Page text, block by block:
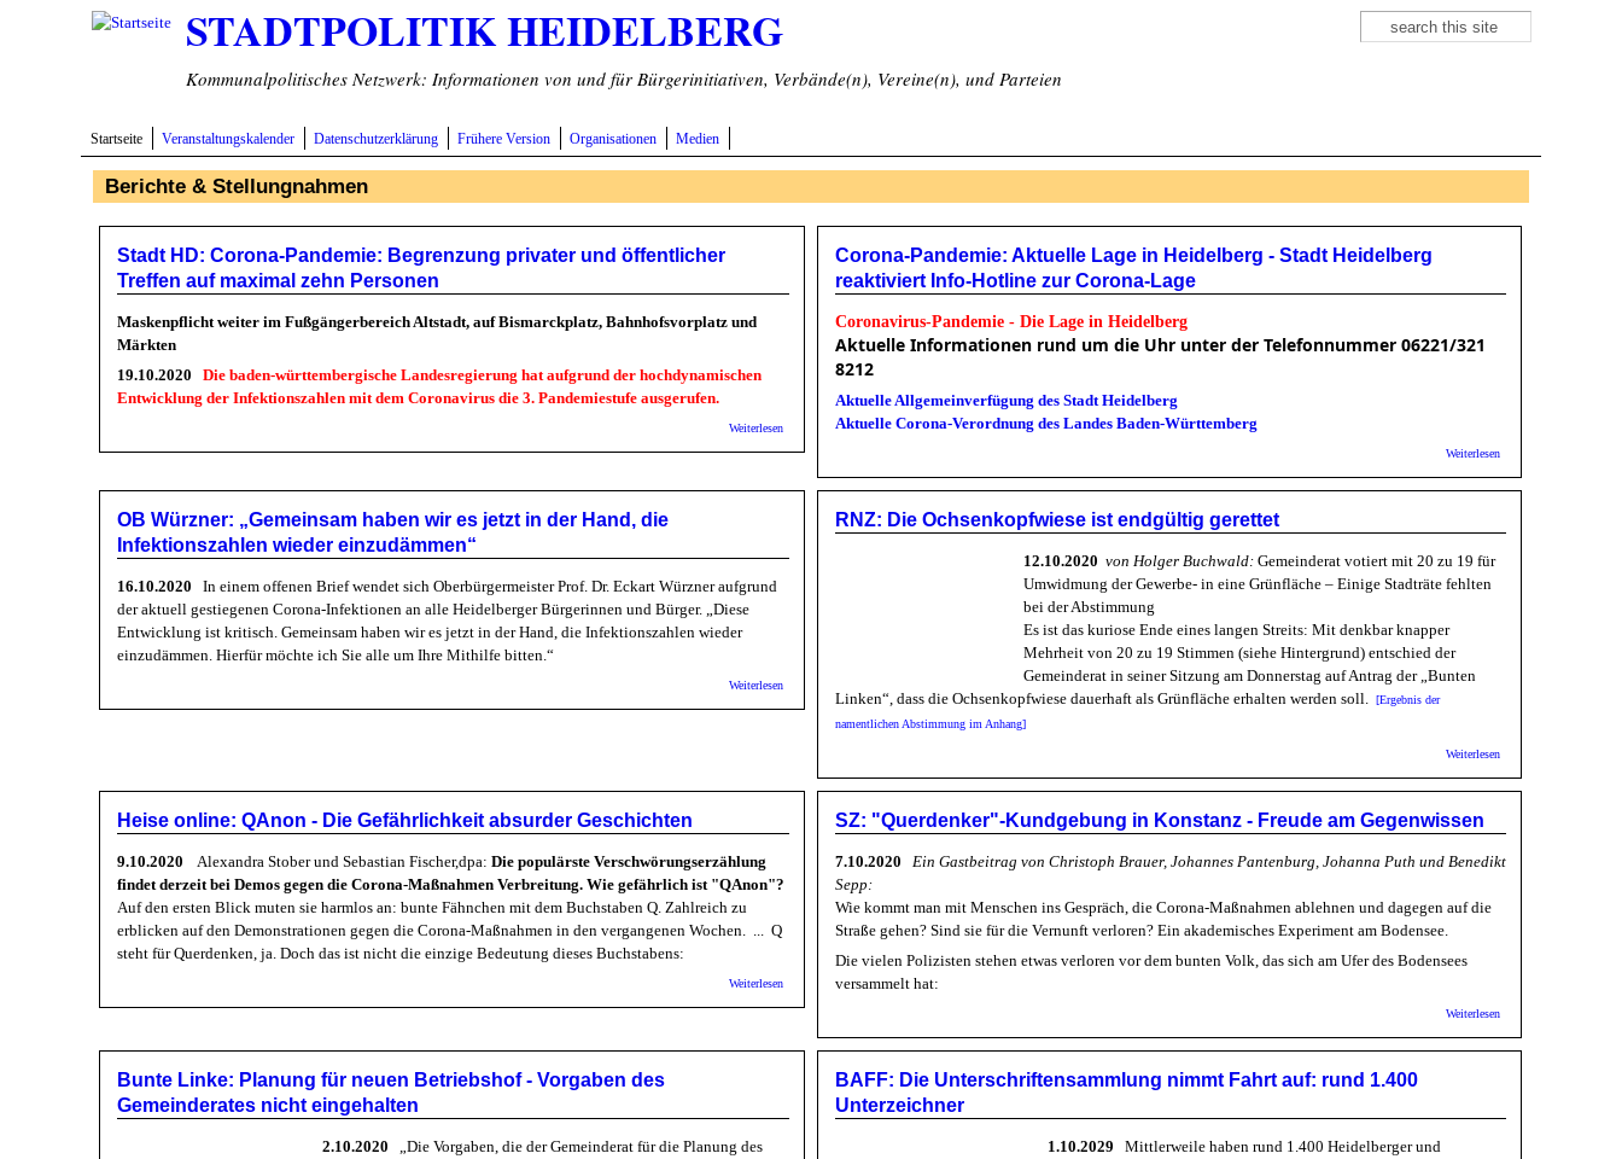
Direkt zum Inhalt STADTPOLITIK HEIDELBERG
Kommunalpolitisches Netzwerk: Informationen von und für Bürgerinitiativen, Verbände(n), Vereine(n), und Parteien
Suchformular
Suche
Startseite Veranstaltungskalender Datenschutzerklärung Frühere Version Organisationen Medien
Berichte & Stellungnahmen
Stadt HD: Corona-Pandemie: Begrenzung privater und öffentlicher
Treffen auf maximal zehn Personen
Maskenpflicht weiter im Fußgängerbereich Altstadt, auf Bismarckplatz, Bahnhofsvorplatz und
Märkten
19.10.2020 Die baden-württembergische Landesregierung hat aufgrund der hochdynamischen
Entwicklung der Infektionszahlen mit dem Coronavirus die 3. Pandemiestufe ausgerufen.
Weiterlesen über Stadt HD: Corona-Pandemie: Begrenzung privater und öffentlicher Treffen auf maximal zehn Personen
Corona-Pandemie: Aktuelle Lage in Heidelberg - Stadt Heidelberg
reaktiviert Info-Hotline zur Corona-Lage
Coronavirus-Pandemie - Die Lage in Heidelberg
Aktuelle Informationen rund um die Uhr unter der Telefonnummer 06221/321
8212
Aktuelle Allgemeinverfügung des Stadt Heidelberg
Aktuelle Corona-Verordnung des Landes Baden-Württemberg
Weiterlesen
Heidelberg
OB Würzner: „Gemeinsam haben wir es jetzt in der Hand, die
Infektionszahlen wieder einzudämmen“
16.10.2020
In einem offenen Brief wendet sich Oberbürgermeister Prof. Dr. Eckart Würzner aufgrund
der aktuell gestiegenen Corona-Infektionen an alle Heidelberger Bürgerinnen und Bürger. „Diese
Entwicklung ist kritisch. Gemeinsam haben wir es jetzt in der Hand, die Infektionszahlen wieder
einzudämmen. Hierfür möchte ich Sie alle um Ihre Mithilfe bitten.“
Weiterlesen über OB Würzner: „Gemeinsam haben wir es jetzt in der Hand, die Infektionszahlen wieder einzudämmen“
RNZ: Die Ochsenkopfwiese ist endgültig gerettet
12.10.2020 von Holger Buchwald:Gemeinderat votiert mit 20 zu 19 für
Umwidmung der Gewerbe- in eine Grünfläche – Einige Stadträte fehlten
bei der Abstimmung
Es ist das kuriose Ende eines langen Streits: Mit denkbar knapper
Mehrheit von 20 zu 19 Stimmen (siehe Hintergrund) entschied der
Gemeinderat in seiner Sitzung am Donnerstag auf Antrag der „Bunten
Linken“, dass die Ochsenkopfwiese dauerhaft als Grünfläche erhalten werden soll.[Ergebnis der
namentlichen Abstimmung im Anhang]
Weiterlesen
Heise online: QAnon - Die Gefährlichkeit absurder Geschichten
9.10.2020 Alexandra Stober und Sebastian Fischer,dpa:Die populärste Verschwörungserzählung
findet derzeit bei Demos gegen die Corona-Maßnahmen Verbreitung. Wie gefährlich ist "QAnon"?
Auf den ersten Blick muten sie harmlos an: bunte Fähnchen mit dem Buchstaben Q. Zahlreich zu
erblicken auf den Demonstrationen gegen die Corona-Maßnahmen in den vergangenen Wochen. ... Q
steht für Querdenken, ja. Doch das ist nicht die einzige Bedeutung dieses Buchstabens:
Weiterlesen über Heise online: QAnon - Die Gefährlichkeit absurder Geschichten
SZ: "Querdenker"-Kundgebung in Konstanz - Freude am Gegenwissen
7.10.2020 Ein Gastbeitrag von Christoph Brauer, Johannes Pantenburg, Johanna Puth und Benedikt
Sepp:
Wie kommt man mit Menschen ins Gespräch, die Corona-Maßnahmen ablehnen und dagegen auf die
Straße gehen? Sind sie für die Vernunft verloren? Ein akademisches Experiment am Bodensee.
Die vielen Polizisten stehen etwas verloren vor dem bunten Volk, das sich am Ufer des Bodensees
versammelt hat:
Weiterlesen
Bunte Linke: Planung für neuen Betriebshof - Vorgaben des
Gemeinderates nicht eingehalten
2.10.2020
„Die Vorgaben, die der Gemeinderat für die Planung des
BAFF: Die Unterschriftensammlung nimmt Fahrt auf: rund 1.400
Unterzeichner
1.10.2029Mittlerweile haben rund 1.400 Heidelberger und